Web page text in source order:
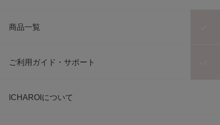
商品一覧
ご利用ガイド・サポート
ICHAROIについて